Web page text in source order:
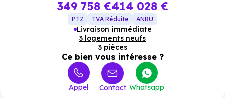
349 758 €414 028 €
PTZ TVA Réduite ANRU
Livraison immédiate
3 logements neufs
3 pièces
Ce bien vous intéresse ?
Appel Contact Whatsapp